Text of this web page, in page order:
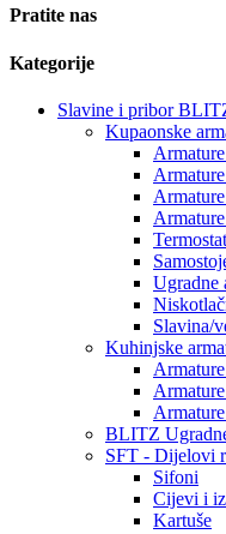
Pratite nas
Kategorije
Slavine i pribor
Kupaonske
Ugradne
Slavina/
Kuhinjske
BLITZ
SFT - Dijelovi
Sifoni
Cijevi i
Kartuše